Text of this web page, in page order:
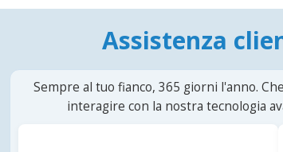
Assistenza
Sempre al tuo fianco, 365 giorni l'anno.
interagire con la nostra tecnologia